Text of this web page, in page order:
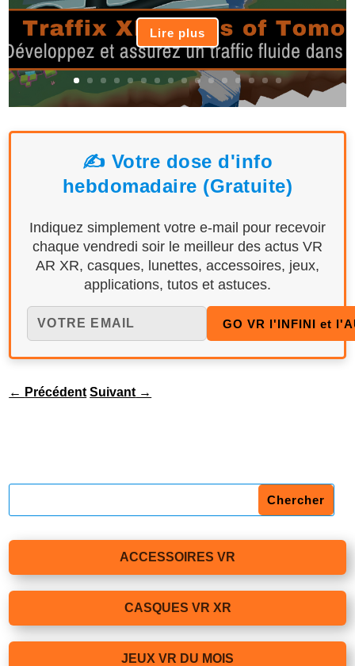
Lire plus
✍️ Votre dose d'info
hebdomadaire (Gratuite)
Indiquez simplement votre e-mail pour recevoir
chaque vendredi soir le meilleur des actus VR
AR XR, casques, lunettes, accessoires, jeux,
applications, tutos et astuces.
← Précédent Suivant→
ACCESSOIRES VR
CASQUES VR XR
JEUX VR DU MOIS